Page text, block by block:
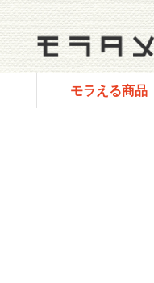
モラえる商品